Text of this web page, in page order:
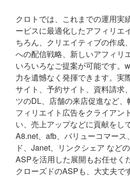
クロトでは、これまでの運用実
ービスに最適化したアフィリエ
ちろん、クリエイティブの作成
への配信戦略、新しいアフィリ
いろいろなご提案が可能です。
力を遺憾なく発揮できます。実
サイト、予約サイト、資料請求
ツのDL、店舗の来店促進など
フィリエイト広告をクライアン
い、売上アップなどに貢献をし
A8.net、afb、バリューコマース
ド、Janet、リンクシェア など
ASPを活用した展開もお任せく
クローズドのASPも、大丈夫です